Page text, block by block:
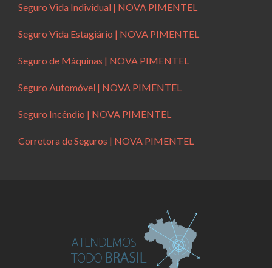
Seguro Vida Individual | NOVA PIMENTEL
Seguro Vida Estagiário | NOVA PIMENTEL
Seguro de Máquinas | NOVA PIMENTEL
Seguro Automóvel | NOVA PIMENTEL
Seguro Incêndio | NOVA PIMENTEL
Corretora de Seguros | NOVA PIMENTEL